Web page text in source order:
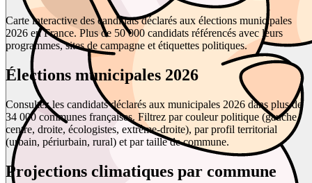
Carte interactive des candidats déclarés aux élections municipales
2026 en France. Plus de 50 000 candidats référencés avec leurs
programmes, sites de campagne et étiquettes politiques.
Élections municipales 2026
Consultez les candidats déclarés aux municipales 2026 dans plus de
34 000 communes françaises. Filtrez par couleur politique (gauche,
centre, droite, écologistes, extrême-droite), par profil territorial
(urbain, périurbain, rural) et par taille de commune.
Projections climatiques par commune